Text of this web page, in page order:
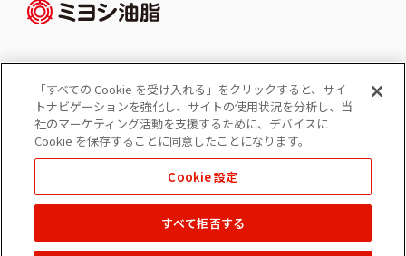
Cookie 設定
コーポレートサイト
個人情報の保護
ソーシャルメディアポリシー
「すべての Cookie を受け入れる」をクリックすると、サイ
トナビゲーションを強化し、サイトの使用状況を分析し、当
社のマーケティング活動を支援するために、デバイスに
Cookie を保存することに同意したことになります。
Cookie 設定
すべて拒否する